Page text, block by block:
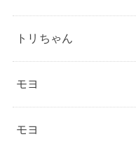
トリちゃん
モヨ
モヨ